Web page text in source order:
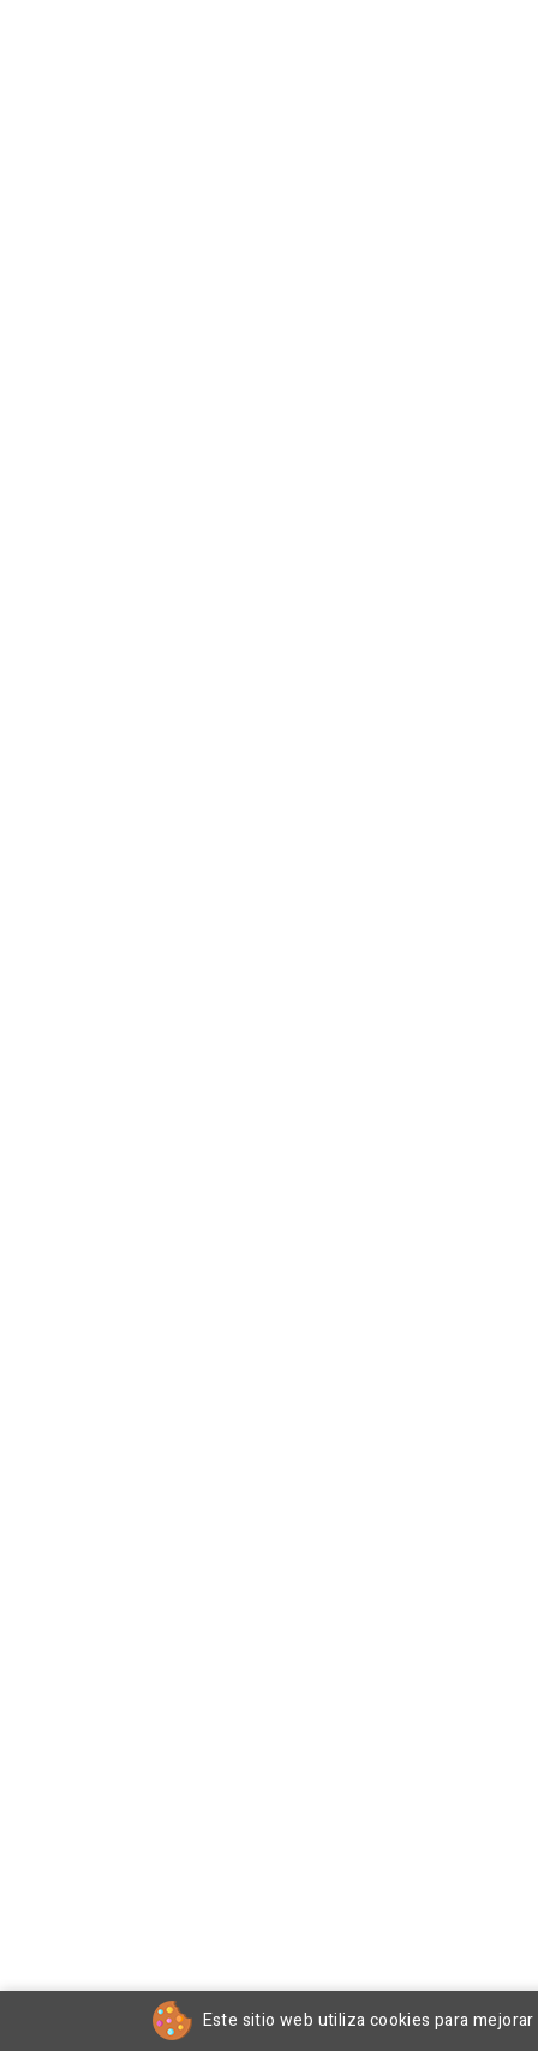
Este sitio web utiliza cookies para